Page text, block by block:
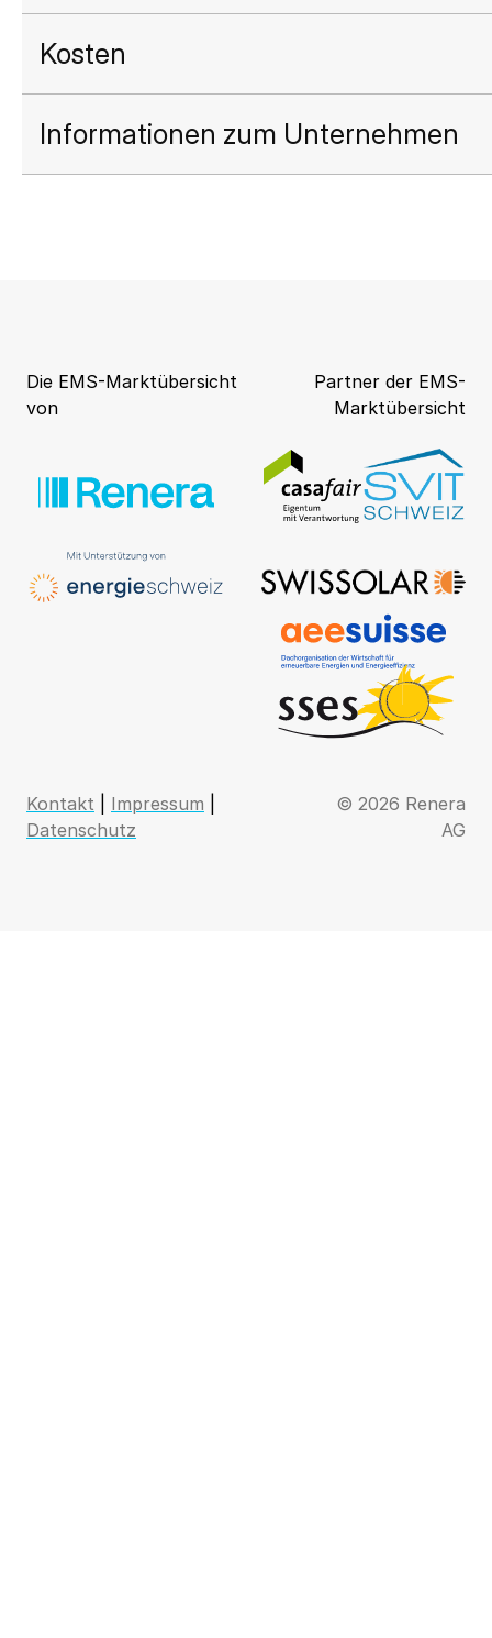
Kosten
Informationen zum Unternehmen
Die EMS-Marktübersicht
von
Partner der EMS-
Marktübersicht
Kontakt Impressum
Datenschutz
© 2026 Renera
AG